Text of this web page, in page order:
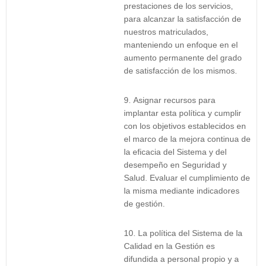
prestaciones de los servicios,
para alcanzar la satisfacción de
nuestros matriculados,
manteniendo un enfoque en el
aumento permanente del grado
de satisfacción de los mismos.
Asignar recursos para
implantar esta política y cumplir
con los objetivos establecidos en
el marco de la mejora continua de
la eficacia del Sistema y del
desempeño en Seguridad y
Salud. Evaluar el cumplimiento de
la misma mediante indicadores
de gestión.
La política del Sistema de la
Calidad en la Gestión es
difundida a personal propio y a